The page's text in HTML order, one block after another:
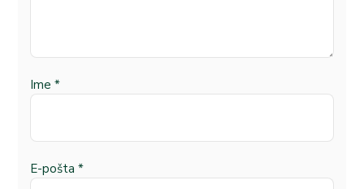
Ime *
E-pošta *